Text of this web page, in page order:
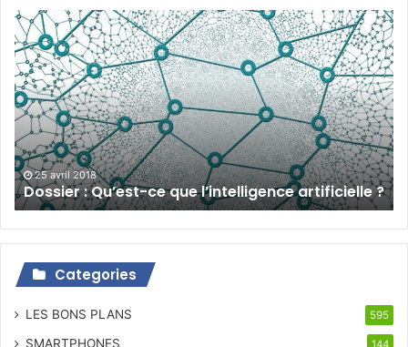
Dossier
:
Qu’est-
ce
que
l’intelligence
artificielle
?
25 avril 2018
Dossier : Qu’est-ce que l’intelligence artificielle ?
Categories
LES BONS PLANS 595
SMARTPHONES 144